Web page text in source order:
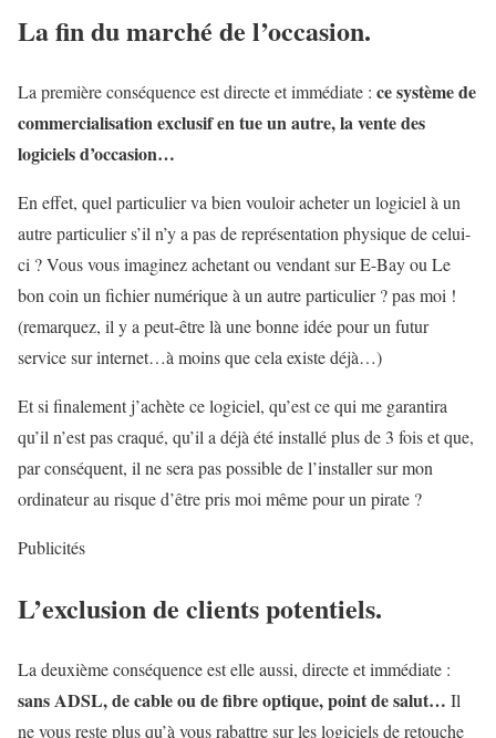
La fin du marché de l’occasion.
La première conséquence est directe et immédiate : ce système de
commercialisation exclusif en tue un autre, la vente des
logiciels d’occasion…
En effet, quel particulier va bien vouloir acheter un logiciel à un
autre particulier s’il n’y a pas de représentation physique de celui-
ci ? Vous vous imaginez achetant ou vendant sur E-Bay ou Le
bon coin un fichier numérique à un autre particulier ? pas moi !
(remarquez, il y a peut-être là une bonne idée pour un futur
service sur internet…à moins que cela existe déjà…)
Et si finalement j’achète ce logiciel, qu’est ce qui me garantira
qu’il n’est pas craqué, qu’il a déjà été installé plus de 3 fois et que,
par conséquent, il ne sera pas possible de l’installer sur mon
ordinateur au risque d’être pris moi même pour un pirate ?
Publicités
L’exclusion de clients potentiels.
La deuxième conséquence est elle aussi, directe et immédiate :
sans ADSL, de cable ou de fibre optique, point de salut… Il
ne vous reste plus qu’à vous rabattre sur les logiciels de retouche